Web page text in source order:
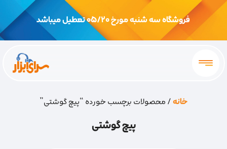
فروشگاه سه شنبه مورخ 05/20 تعطیل میباشد
خانه/ محصولات برچسب خورده “پیچ گوشتی”
پیچ گوشتی